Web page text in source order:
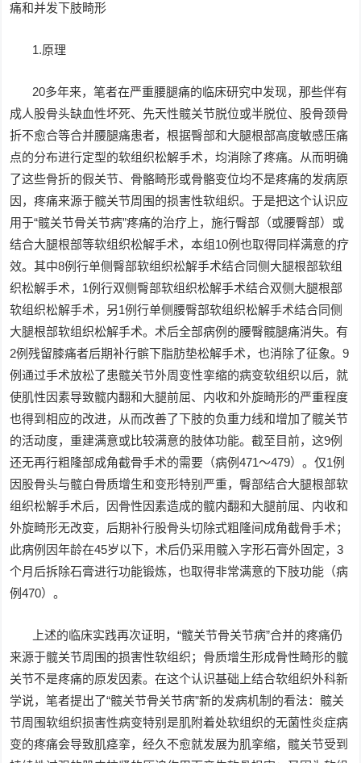
痛和并发下肢畸形
1.原理
20多年来，笔者在严重腰腿痛的临床研究中发现，那些伴有
成人股骨头缺血性坏死、先天性髋关节脱位或半脱位、股骨颈骨
折不愈合等合并腰腿痛患者，根据臀部和大腿根部高度敏感压痛
点的分布进行定型的软组织松解手术，均消除了疼痛。从而明确
了这些骨折的假关节、骨骼畸形或骨骼变位均不是疼痛的发病原
因，疼痛来源于髋关节周围的损害性软组织。于是把这个认识应
用于“髋关节骨关节病”疼痛的治疗上，施行臀部（或腰臀部）或
结合大腿根部等软组织松解手术，本组10例也取得同样满意的疗
效。其中8例行单侧臀部软组织松解手术结合同侧大腿根部软组
织松解手术，1例行双侧臀部软组织松解手术结合双侧大腿根部
软组织松解手术，另1例行单侧腰臀部软组织松解手术结合同侧
大腿根部软组织松解手术。术后全部病例的腰臀髋腿痛消失。有
2例残留膝痛者后期补行髌下脂肪垫松解手术，也消除了征象。9
例通过手术放松了患髋关节外周变性挛缩的病变软组织以后，就
使肌性因素导致髋内翻和大腿前屈、内收和外旋畸形的严重程度
也得到相应的改进，从而改善了下肢的负重力线和增加了髋关节
的活动度，重建满意或比较满意的肢体功能。截至目前，这9例
还无再行粗隆部成角截骨手术的需要（病例471～479）。仅1例
因股骨头与髋白骨质增生和变形特别严重，臀部结合大腿根部软
组织松解手术后，因骨性因素造成的髋内翻和大腿前屈、内收和
外旋畸形无改变，后期补行股骨头切除式粗隆间成角截骨手术；
此病例因年龄在45岁以下，术后仍采用髋入字形石膏外固定，3
个月后拆除石膏进行功能锻炼，也取得非常满意的下肢功能（病
例470）。
上述的临床实践再次证明，“髋关节骨关节病”合并的疼痛仍
来源于髋关节周围的损害性软组织；骨质增生形成骨性畸形的髋
关节不是疼痛的原发因素。在这个认识基础上结合软组织外科新
学说，笔者提出了“髋关节骨关节病”新的发病机制的看法：髋关
节周围软组织损害性病变特别是肌附着处软组织的无菌性炎症病
变的疼痛会导致肌痉挛，经久不愈就发展为肌挛缩，髋关节受到